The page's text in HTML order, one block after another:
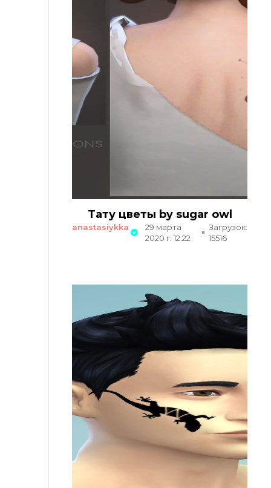
Тату цветы by sugar owl
anastasiykka
29 марта
2020 г. 12:22
Загрузок:
15516